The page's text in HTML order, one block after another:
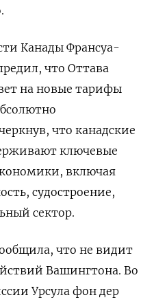
Канады Франсуа-
что Оттава
на новые тарифы
что канадские
ключевые
включая
судостроение,
сектор.
что не видит
Вашингтона. Во
Урсула фон дер